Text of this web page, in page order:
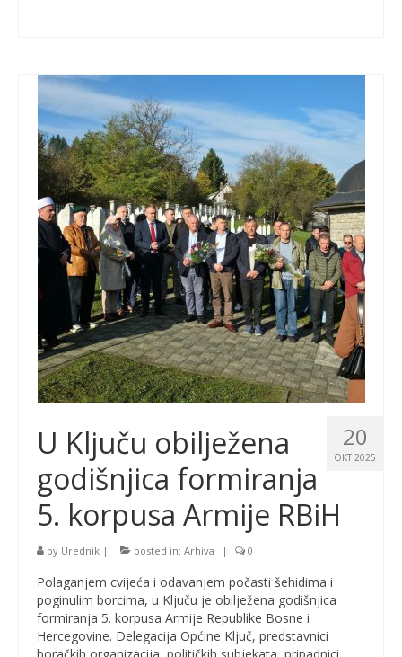
20
OKT 2025
U Ključu obilježena
godišnjica formiranja
5. korpusa Armije RBiH
by Urednik | posted in: Arhiva | 0
Polaganjem cvijeća i odavanjem počasti šehidima i
poginulim borcima, u Ključu je obilježena godišnjica
formiranja 5. korpusa Armije Republike Bosne i
Hercegovine. Delegacija Općine Ključ, predstavnici